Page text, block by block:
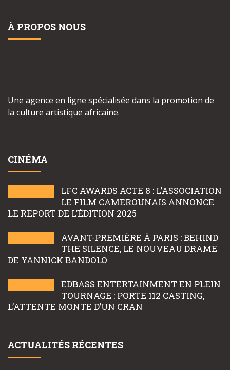
À PROPOS NOUS
Une agence en ligne spécialisée dans la promotion de
la culture artistique africaine.
CINÉMA
LFC AWARDS ACTE 8 : L’ASSOCIATION
LE FILM CAMEROUNAIS ANNONCE
LE REPORT DE L’ÉDITION 2025
AVANT-PREMIÈRE À PARIS : BEHIND
THE SILENCE, LE NOUVEAU DRAME
DE YANNICK BANDOLO
EDBASS ENTERTAINMENT EN PLEIN
TOURNAGE : PORTE 112 CASTING,
L’ATTENTE MONTE D’UN CRAN
ACTUALITÉS RÉCENTES